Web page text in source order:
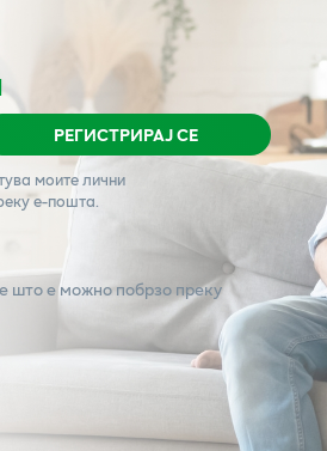
РЕГИСТРИРАЈ СЕ
моите лични
е-пошта.
што е можно побрзо преку